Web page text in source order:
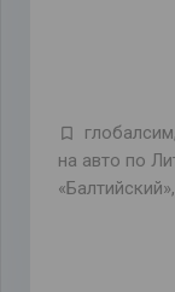
глобалсим
на авто по
«Балтийский»,